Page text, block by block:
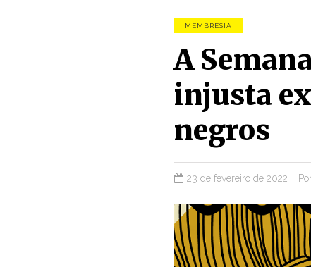
MEMBRESIA
A
injusta
negros
23 de fevereiro de 2022